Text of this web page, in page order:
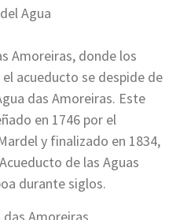
Agua
Amoreiras, donde los
acueducto se despide de
das Amoreiras. Este
en 1746 por el
y finalizado en 1834,
de las Aguas
durante siglos.